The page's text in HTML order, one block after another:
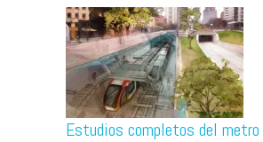
Estudios completos del metro